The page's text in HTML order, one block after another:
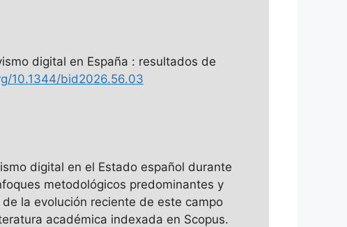
digital en España : resultados de
10.1344/bid2026.56.03
digital en el Estado español durante
metodológicos predominantes y
la evolución reciente de este campo
académica indexada en Scopus.